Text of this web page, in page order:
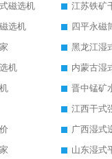
磁选机
江苏铁矿
选机
四平永磁
黑龙江湿
机
内蒙古湿
晋中锰矿
江西干式
广西湿式
山东湿式